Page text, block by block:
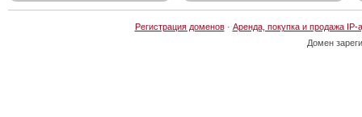
Регистрация доменов· Аренда, покупка и продажа IP-
Домен